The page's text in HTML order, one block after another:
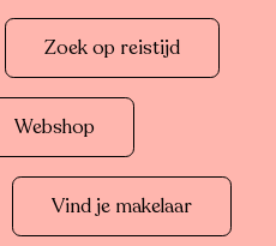
Zoek op reistijd
Webshop
Vind je makelaar